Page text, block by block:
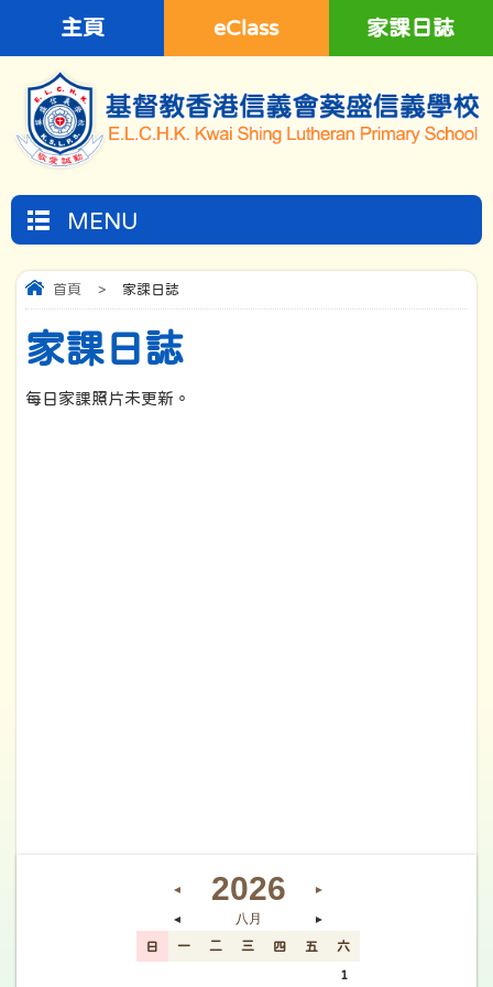
主頁 eClass 家課日誌
MENU
首頁 > 家課日誌
家課日誌
每日家課照片未更新。
◄ 2026 ►
◄ 八月 ►
日 一 二 三 四 五 六
1